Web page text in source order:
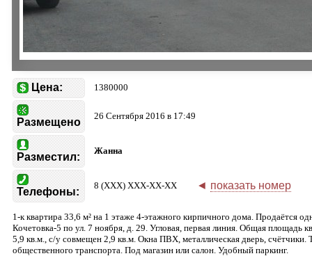
Цена: 1380000
Размещено
26 Сентября 2016 в 17:49
Разместил:
Жанна
Телефоны:
8 (XXX) XXX-XX-XX ◄ показать номер
1-к квартира 33,6 м² на 1 этаже 4-этажного кирпичного дома. Продаётся
Кочетовка-5 по ул. 7 ноября, д. 29. Угловая, первая линия. Общая площадь
5,9 кв.м., с/у совмещен 2,9 кв.м. Окна ПВХ, металлическая дверь, счётчики.
общественного транспорта. Под магазин или салон. Удобный паркинг.